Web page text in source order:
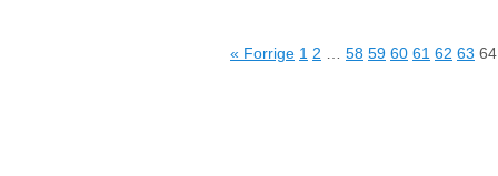
« Forrige 1 2 58 59 60 61 62 63 64